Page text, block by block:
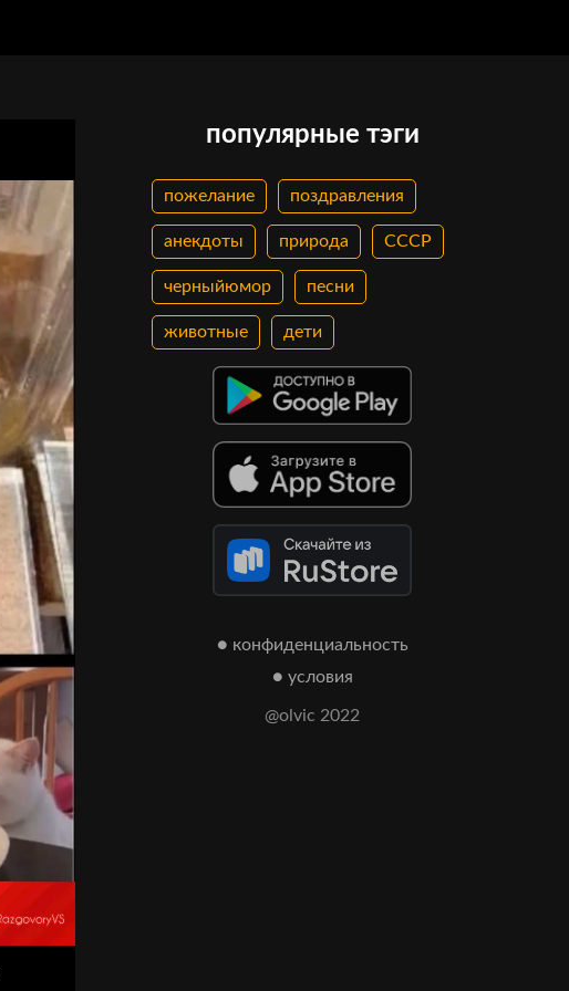
популярные тэги
пожелание поздравления
анекдоты природа СССР
черныйюмор песни
животные дети
● конфиденциальность
● условия
@olvic 2022